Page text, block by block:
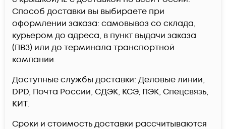
Способ доставки вы выбираете при
оформлении заказа: самовывоз со склада,
курьером до адреса, в пункт выдачи заказа
(ПВЗ) или до терминала транспортной
компании.
Доступные службы доставки: Деловые линии,
DPD, Почта России, СДЭК, КСЭ, ПЭК, Спецсвязь,
КИТ.
Сроки и стоимость доставки рассчитываются